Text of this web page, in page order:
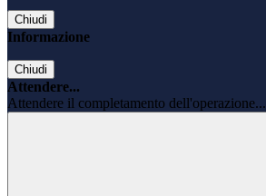
Chiudi
Informazione
Chiudi
Attendere...
Attendere il completamento dell'operazione...